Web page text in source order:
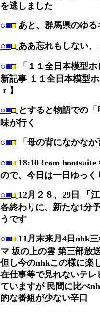
を逃しました
○■ あと、群馬県のゆる
○■ ああ忘れもしない、
○■ 「１１全日本模型
新記事 １１全日本模型
ｒ】
○■ とすると物語での
味が行く
○■ 「母の背になかな
○■ 18:10 from
ので、今日は一日ゆっく
○■ 12月２８、29日 「
各終わりに、新たな1分
うです
○■ 11月末来月4日nhk
マ 坂の上の雲 第三部放
但し今のnhkこの様に楽
在仕事等で見れないテ
ていますが 民間に比べ
的な番組が少ない辛口